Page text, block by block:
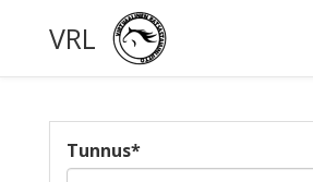
VRL
Tunnus*